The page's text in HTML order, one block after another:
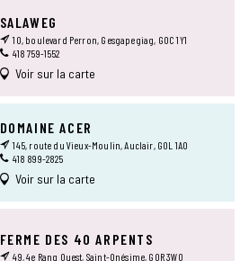
SALAWEG
10, boulevard Perron, Gesgapegiag, G0C 1Y1
418 759-1552
Voir sur la carte
DOMAINE ACER
145, route du Vieux-Moulin, Auclair, G0L 1A0
418 899-2825
Voir sur la carte
FERME DES 40 ARPENTS
49, 4e Rang Ouest, Saint-Onésime, G0R 3W0